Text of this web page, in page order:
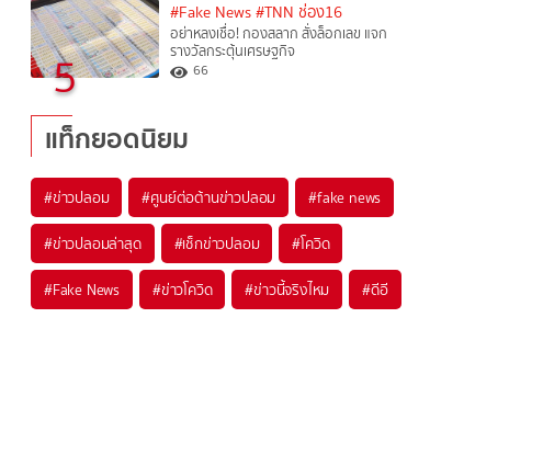
5
#Fake News #TNN ช่อง16
อย่าหลงเชื่อ! กองสลาก สั่งล็อกเลข แจก
รางวัลกระตุ้นเศรษฐกิจ
66
แท็กยอดนิยม
#ข่าวปลอม #ศูนย์ต่อต้านข่าวปลอม #fake news
#ข่าวปลอมล่าสุด #เช็กข่าวปลอม #โควิด
#Fake News #ข่าวโควิด #ข่าวนี้จริงไหม #ดีอี